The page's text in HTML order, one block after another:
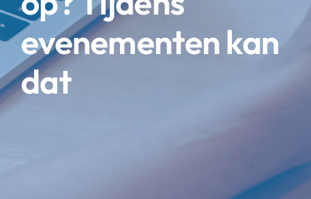
evenementen kan
dat